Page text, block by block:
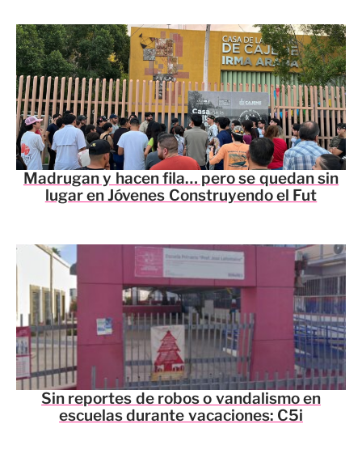
Madrugan y hacen fila… pero se quedan sin
lugar en Jóvenes Construyendo el Fut
Sin reportes de robos o vandalismo en
escuelas durante vacaciones: C5i